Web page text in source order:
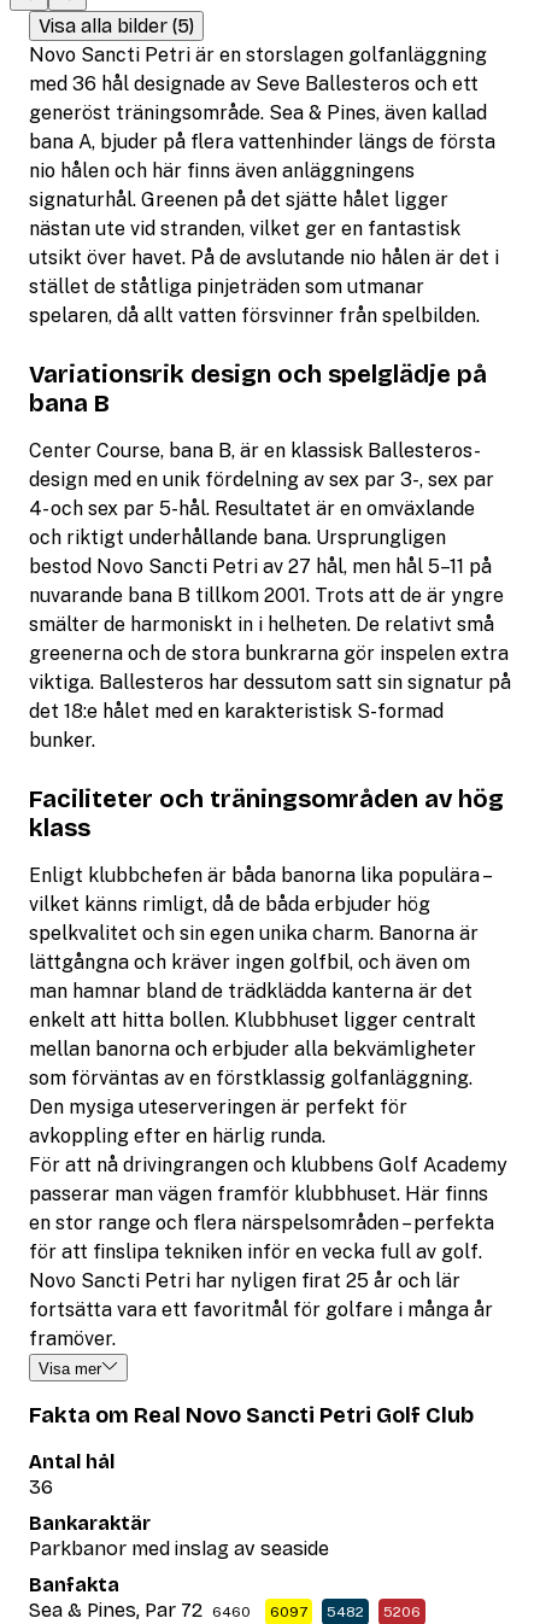
Visa alla bilder (5)
Novo Sancti Petri är en storslagen golfanläggning
med 36 hål designade av Seve Ballesteros och ett
generöst träningsområde. Sea & Pines, även kallad
bana A, bjuder på flera vattenhinder längs de första
nio hålen och här finns även anläggningens
signaturhål. Greenen på det sjätte hålet ligger
nästan ute vid stranden, vilket ger en fantastisk
utsikt över havet. På de avslutande nio hålen är det i
stället de ståtliga pinjeträden som utmanar
spelaren, då allt vatten försvinner från spelbilden.
Variationsrik design och spelglädje på
bana B
Center Course, bana B, är en klassisk Ballesteros-
design med en unik fördelning av sex par 3-, sex par
4- och sex par 5-hål. Resultatet är en omväxlande
och riktigt underhållande bana. Ursprungligen
bestod Novo Sancti Petri av 27 hål, men hål 5–11 på
nuvarande bana B tillkom 2001. Trots att de är yngre
smälter de harmoniskt in i helheten. De relativt små
greenerna och de stora bunkrarna gör inspelen extra
viktiga. Ballesteros har dessutom satt sin signatur på
det 18:e hålet med en karakteristisk S-formad
bunker.
Faciliteter och träningsområden av hög
klass
Enligt klubbchefen är båda banorna lika populära –
vilket känns rimligt, då de båda erbjuder hög
spelkvalitet och sin egen unika charm. Banorna är
lättgångna och kräver ingen golfbil, och även om
man hamnar bland de trädklädda kanterna är det
enkelt att hitta bollen. Klubbhuset ligger centralt
mellan banorna och erbjuder alla bekvämligheter
som förväntas av en förstklassig golfanläggning.
Den mysiga uteserveringen är perfekt för
avkoppling efter en härlig runda.
För att nå drivingrangen och klubbens Golf Academy
passerar man vägen framför klubbhuset. Här finns
en stor range och flera närspelsområden – perfekta
för att finslipa tekniken inför en vecka full av golf.
Novo Sancti Petri har nyligen firat 25 år och lär
fortsätta vara ett favoritmål för golfare i många år
framöver.
Visa mer
Fakta om Real Novo Sancti Petri Golf Club
Antal hål
36
Bankaraktär
Parkbanor med inslag av seaside
Banfakta
Sea & Pines, Par 72 6460 6097 5482 5206